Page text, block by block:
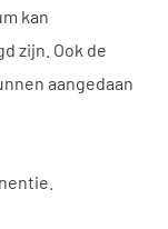
kan
zijn. Ook de
aangedaan